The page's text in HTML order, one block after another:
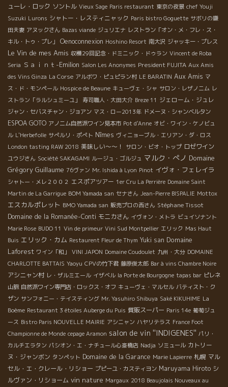
ューレ・ロック ソントル Vieux Sage Paris restaurant 東京の夜景 chef Youji
Suzuki Lurons シャトー・レスティニャック Paris bistro Goguette サボリの鎌
田夫妻 アヌックさん Bazas viande ジュリエナ レストラン「オン・メ・フレ・ス・
キル・トゥ・プレ」
Oenoconnexion Hoshino Resort 南大沢 ジャッキー・プレス
Le Vin de mes Amis 収穫29回記念・ドミニック・ドゥラン Vincent de Roba
Seria Ｓａｉｎｔ-Emilion Salon Les Anonymes President FUJITA Aux Amis
des Vins Ginza La Corse アルボワ・ピュピラン村 LE BARATIN Aux Amis マ
ス・ド・モンペール Hospice de Beaune キューヴェ・シャ サロン・レザノニム レ
ストラン「ラルシュミーユ」
寿司職人・大田大介 Breze 11 ジェローム・ジュレ
ジャン・セバスチャン・ジョアン マス・ロー2013年 ドメーヌ・シャンベルタン
ESPOA GOTO アノニム自然派ワイン見本市 Pot d'Anne オビ・ワイン・ケノビュ
ル L'Herbefolle サぺルリ・ポぺト Nîmes ヴィニョーブル・エリアン・ダ・ロス
London tasting RAW 2018 美味しい～～！ サロン・ビオ・トップ ロゼワイン
ユウジさん Société SAKAGAMI ルージュ・ゴルジュ マルク・ぺノ Domaine
Grégory Guillaume 76ヴァン Mr. Ishida à Lyon Pinot イヴォ・フェレイラ
シャトー・メレ２００２ エスポアツアー 1er Cru La Perrière Domaine Saint
Martin de La Garrigue BOM Yamada san セナさん Jean-Pierre BISPALIE Mottox
エスカルポレット BMO Yamada san 販売プロの西さん Stéphane Tissot
Domaine de la Romanée-Conti モニカさん イヴォン・メトラ ビュイソナント
Marie Rose BUDO 11 Vin de primeur Vini Sud Montpellier エリック Mas Haut
Buis エリック・カム Restaurent Fleur de Thym Yuki san Domaine
Laforest ワイン「和」 VINI JAPON Domaine Coudoulet 九州・大分 DOMAINE
CHARLOTTE BATTAIS Yaoyu CPVの竹下君 藤原俊太郎 Bar à vins Chambre Noire
アシニャン村 レ・ザルミエール イザベル la Porte de Bourgogne tapas bar ピレネ
山脈 自然派ワイン専門店・ロックス・オフ キューヴェ・マルセル バティスト・ク
ザン サンフォニー・テイスティング Mr. Yasuhiro Shibuya Saké KIKUHIME La
Boème Restaurant 3 étoiles Auberge du Puis 質販スーパー Paris 14e 葡萄ジュ
ース Bistro Paris NOUVELLE MAIRIE アシニャン ハヤリテラス France Foot
Championne de Monde cepage Aramon salon de vin ''INDIGENES'' パリ・
カルチエラタン パシオン・エ・ナチュール心斎橋店 Nadja ソミュール カトリー
ヌ・ジャンボン タンペット Domaine de la Garance Marie Lapierre 札幌 マル
セル・エ・クレール・リショー プピーユ・カスティヨン Maruyama Hiroto シ
ルヴァン・リショーム vin nature Margaux 2018 Beaujolais Nouveaux au